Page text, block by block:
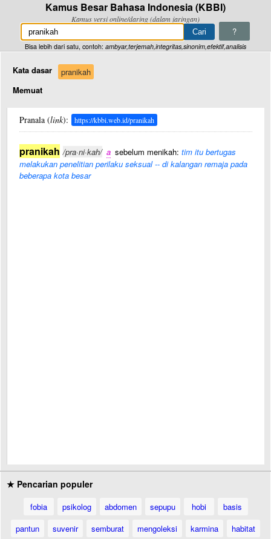
Kamus Besar Bahasa Indonesia (KBBI)
Kamus versi online/daring (dalam jaringan)
?
Bisa lebih dari satu, contoh: ambyar,terjemah,integritas,sinonim,efektif,analisis
Kata dasar
pranikah
Memuat
Pranala (link): https://kbbi.web.id/pranikah
pranikah /pra·ni·kah/ a sebelum menikah: tim itu bertugas
melakukan penelitian perilaku seksual -- di kalangan remaja pada
beberapa kota besar
★ Pencarian populer
fobia psikolog abdomen sepupu hobi
basis
pantun
suvenir semburat mengoleksi karmina
habitat